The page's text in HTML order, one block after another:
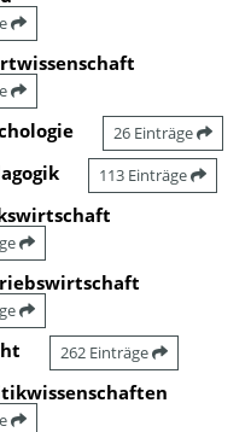
26 Einträge
113 Einträge
262 Einträge